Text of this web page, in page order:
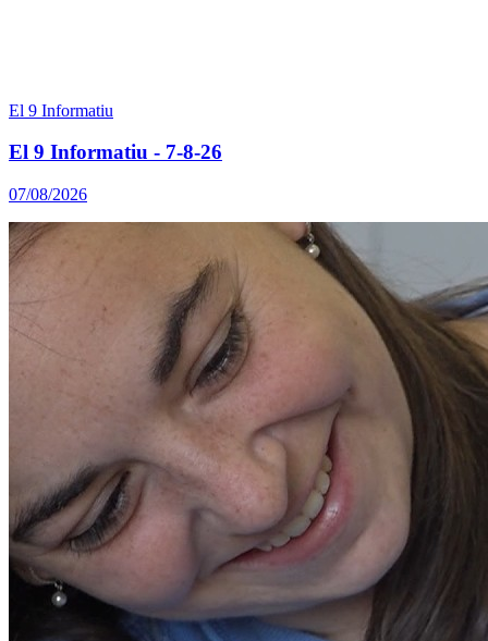
El 9 Informatiu
El 9 Informatiu - 7-8-26
07/08/2026